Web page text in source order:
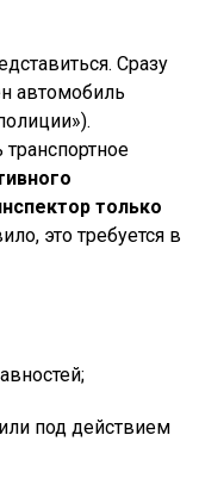
Сразу
автомобиль
только
это требуется в
под действием